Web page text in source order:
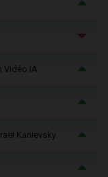
Vidéo IA
Kanievsky